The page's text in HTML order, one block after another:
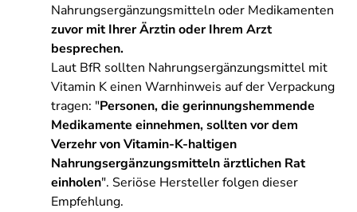
Nahrungsergänzungsmitteln oder Medikamenten
zuvor mit Ihrer Ärztin oder Ihrem Arzt
besprechen.
Laut BfR sollten Nahrungsergänzungsmittel mit
Vitamin K einen Warnhinweis auf der Verpackung
tragen: "Personen, die gerinnungshemmende
Medikamente einnehmen, sollten vor dem
Verzehr von Vitamin-K-haltigen
Nahrungsergänzungsmitteln ärztlichen Rat
einholen". Seriöse Hersteller folgen dieser
Empfehlung.